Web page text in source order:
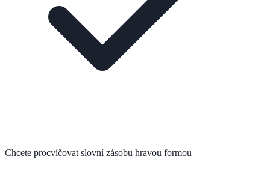
Chcete procvičovat slovní zásobu hravou formou